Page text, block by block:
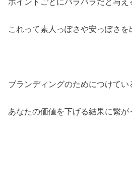
これって素人っぽさや安っぽさ
ブランディングのためにつけて
あなたの価値を下げる結果に繋が